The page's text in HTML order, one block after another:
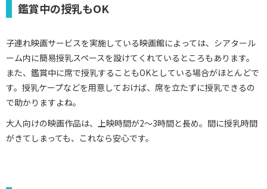
鑑賞中の授乳もOK
子連れ映画サービスを実施している映画館によっては、シアタール
ーム内に簡易授乳スペースを設けてくれているところもあります。
また、鑑賞中に席で授乳することもOKとしている場合がほとんどで
す。授乳ケープなどを用意しておけば、席を立たずに授乳できるの
で助かりますよね。
大人向けの映画作品は、上映時間が2～3時間と長め。間に授乳時間
がきてしまっても、これなら安心です。